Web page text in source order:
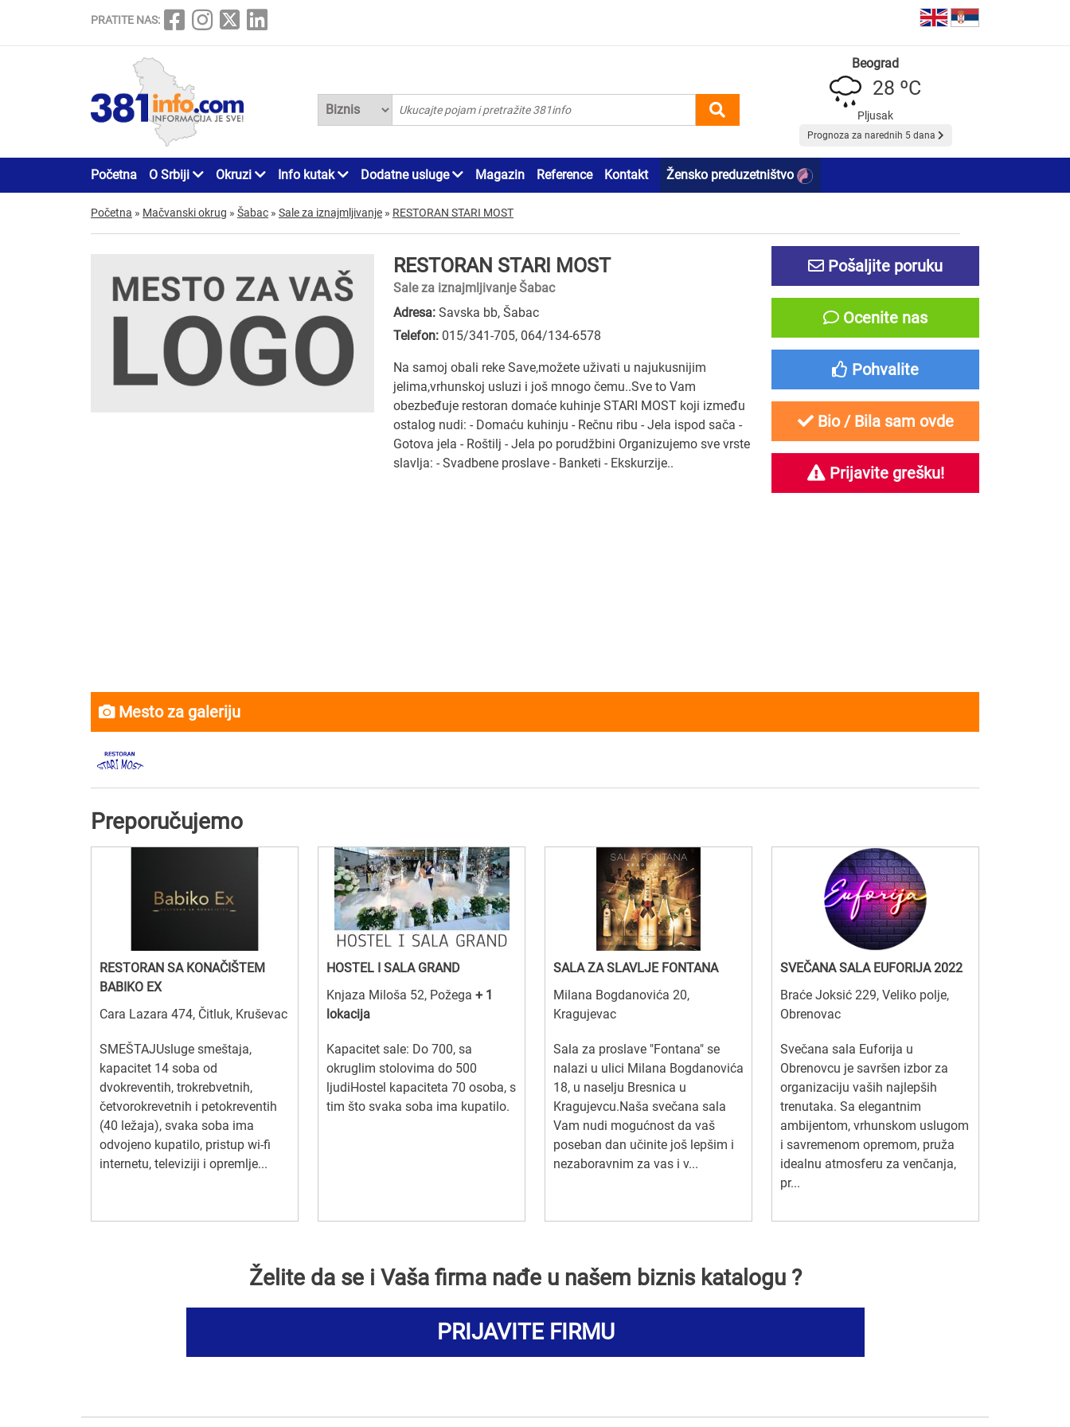
PRATITE NAS:
Beograd
28 ºC
Pljusak
Prognoza za narednih 5 dana
Početna O Srbiji Okruzi Info kutak Dodatne usluge Magazin Reference Kontakt Žensko preduzetništvo
Početna » Mačvanski okrug » Šabac » Sale za iznajmljivanje » RESTORAN STARI MOST
RESTORAN STARI MOST
Sale za iznajmljivanje Šabac
Adresa: Savska bb, Šabac
Telefon: 015/341-705, 064/134-6578
Na samoj obali reke Save,možete uživati u najukusnijim
jelima,vrhunskoj usluzi i još mnogo čemu..Sve to Vam
obezbeđuje restoran domaće kuhinje STARI MOST koji između
ostalog nudi: - Domaću kuhinju - Rečnu ribu - Jela ispod sača -
Gotova jela - Roštilj - Jela po porudžbini Organizujemo sve vrste
slavlja: - Svadbene proslave - Banketi - Ekskurzije..
Pošaljite poruku
Ocenite nas
Pohvalite
Bio / Bila sam ovde
Prijavite grešku!
Mesto za galeriju
Preporučujemo
RESTORAN SA KONAČIŠTEM
BABIKO EX
Cara Lazara 474, Čitluk, Kruševac
SMEŠTAJUsluge smeštaja,
kapacitet 14 soba od
dvokreventih, trokrebvetnih,
četvorokrevetnih i petokreventih
(40 ležaja), svaka soba ima
odvojeno kupatilo, pristup wi-fi
internetu, televiziji i opremlje...
HOSTEL I SALA GRAND
Knjaza Miloša 52, Požega + 1
lokacija
Kapacitet sale: Do 700, sa
okruglim stolovima do 500
ljudiHostel kapaciteta 70 osoba, s
tim što svaka soba ima kupatilo.
SALA ZA SLAVLJE FONTANA
Milana Bogdanovića 20,
Kragujevac
Sala za proslave "Fontana" se
nalazi u ulici Milana Bogdanovića
18, u naselju Bresnica u
Kragujevcu.Naša svečana sala
Vam nudi mogućnost da vaš
poseban dan učinite još lepšim i
nezaboravnim za vas i v...
SVEČANA SALA EUFORIJA 2022
Braće Joksić 229, Veliko polje,
Obrenovac
Svečana sala Euforija u
Obrenovcu je savršen izbor za
organizaciju vaših najlepših
trenutaka. Sa elegantnim
ambijentom, vrhunskom uslugom
i savremenom opremom, pruža
idealnu atmosferu za venčanja,
pr...
Želite da se i Vaša firma nađe u našem biznis katalogu ?
PRIJAVITE FIRMU